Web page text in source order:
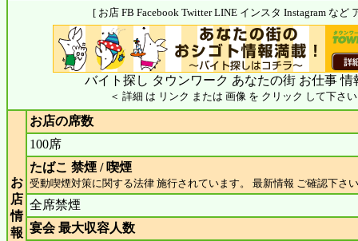
[ お店 FB Facebook Twitter LINE インスタ Instagram など
バイト探し タウンワーク あなたの街 お仕事 情
＜ 詳細 は リンク または 画像 を クリック して下さ
お
店
情
報
お店の席数
100席
たばこ 禁煙 / 喫煙
受動喫煙対策に関する法律 施行されています。 最新情報 ご確認下さ
全席禁煙
宴会 最大収容人数